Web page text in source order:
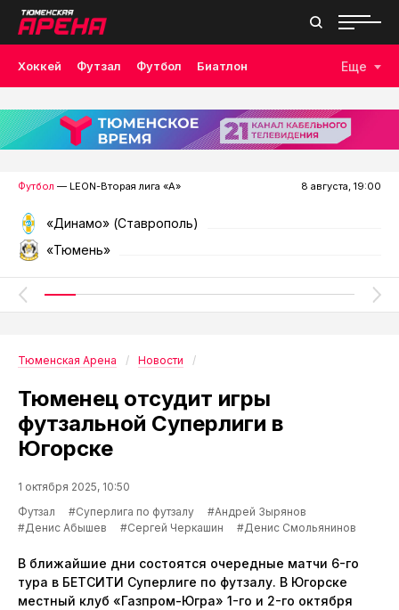
Хоккей Футзал Футбол Биатлон
Лыжные гонки Волейбол Плавание Дзюдо
Скалолазание Велоспорт Бокс
Еще
Футбол — LEON-Вторая лига «А» 8 августа, 19:00
«Динамо» (Ставрополь)
«Тюмень»
Тюменская Арена Новости
Тюменец отсудит игры
футзальной Суперлиги в
Югорске
1 октября 2025, 10:50
Футзал
#Суперлига по футзалу
#Андрей Зырянов
#Денис Абышев
#Сергей Черкашин #Денис Смольянинов
В ближайшие дни состоятся очередные матчи 6-го
тура в БЕТСИТИ Суперлиге по футзалу. В Югорске
местный клуб «Газпром-Югра» 1-го и 2-го октября